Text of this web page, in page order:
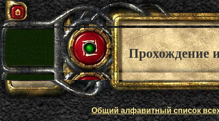
Прохождение
Общий алфавитный список